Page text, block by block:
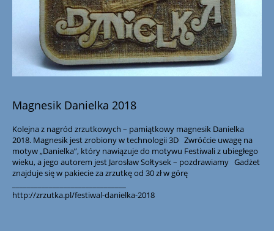
Magnesik Danielka 2018
Kolejna z nagród zrzutkowych – pamiątkowy magnesik Danielka
2018. Magnesik jest zrobiony w technologii 3D Zwróćcie uwagę na
motyw „Danielka”, który nawiązuje do motywu Festiwali z ubiegłego
wieku, a jego autorem jest Jarosław Sołtysek – pozdrawiamy Gadżet
znajduje się w pakiecie za zrzutkę od 30 zł w górę
http://zrzutka.pl/festiwal-danielka-2018